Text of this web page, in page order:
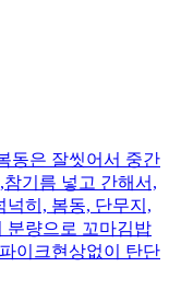
동은 잘씻어서 중간
기름 넣고 간해서,
넉히, 봄동, 단무지,
분량으로 꼬마김밥
이크현상없이 탄단